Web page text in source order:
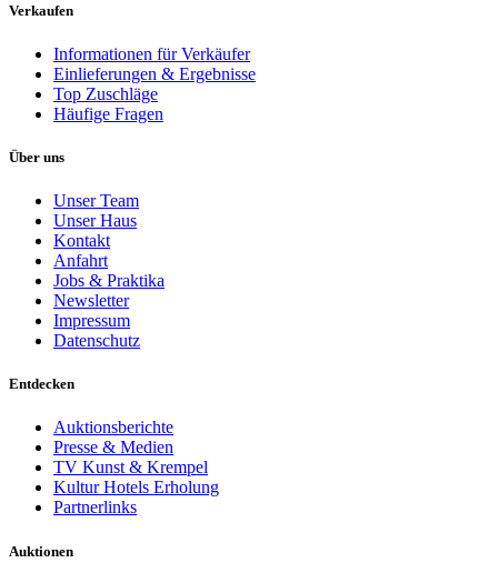
Verkaufen
Informationen für Verkäufer
Einlieferungen & Ergebnisse
Top Zuschläge
Häufige Fragen
Über uns
Unser Team
Unser Haus
Kontakt
Anfahrt
Jobs & Praktika
Newsletter
Impressum
Datenschutz
Entdecken
Auktionsberichte
Presse & Medien
TV Kunst & Krempel
Kultur Hotels Erholung
Partnerlinks
Auktionen